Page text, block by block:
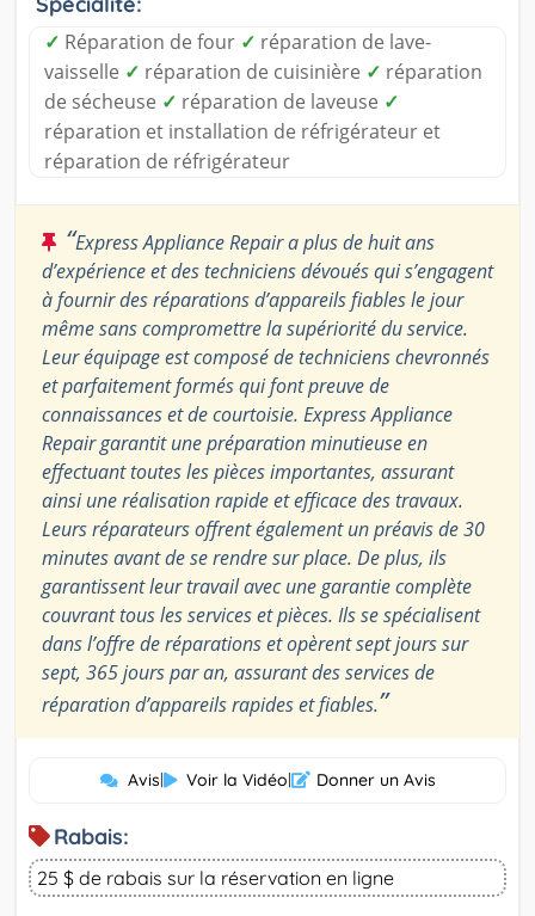
✓ Réparation de four ✓ réparation de lave-
vaisselle ✓ réparation de cuisinière ✓ réparation
de sécheuse ✓ réparation de laveuse ✓
réparation et installation de réfrigérateur et
réparation de réfrigérateur
“Express Appliance Repair a plus de huit ans
d’expérience et des techniciens dévoués qui s’engagent
à fournir des réparations d’appareils fiables le jour
même sans compromettre la supériorité du service.
Leur équipage est composé de techniciens chevronnés
et parfaitement formés qui font preuve de
connaissances et de courtoisie. Express Appliance
Repair garantit une préparation minutieuse en
effectuant toutes les pièces importantes, assurant
ainsi une réalisation rapide et efficace des travaux.
Leurs réparateurs offrent également un préavis de 30
minutes avant de se rendre sur place. De plus, ils
garantissent leur travail avec une garantie complète
couvrant tous les services et pièces. Ils se spécialisent
dans l’offre de réparations et opèrent sept jours sur
sept, 365 jours par an, assurant des services de
réparation d’appareils rapides et fiables.”
Avis| Voir la Vidéo| Donner un Avis
Rabais:
25 $ de rabais sur la réservation en ligne